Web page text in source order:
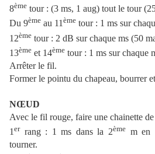
8ème tour : (3 ms, 1 aug) tout le tour
Du 9ème au 11ème tour : 1 ms sur
12ème tour : 2 dB sur chaque ms (50
13ème et 14ème tour : 1 ms sur chaque
Arrêter le fil.
Former le pointu du chapeau, bourrer
NŒUD
Avec le fil rouge, faire une chainette
1errang : 1 ms dans la 2ème m en
tourner.